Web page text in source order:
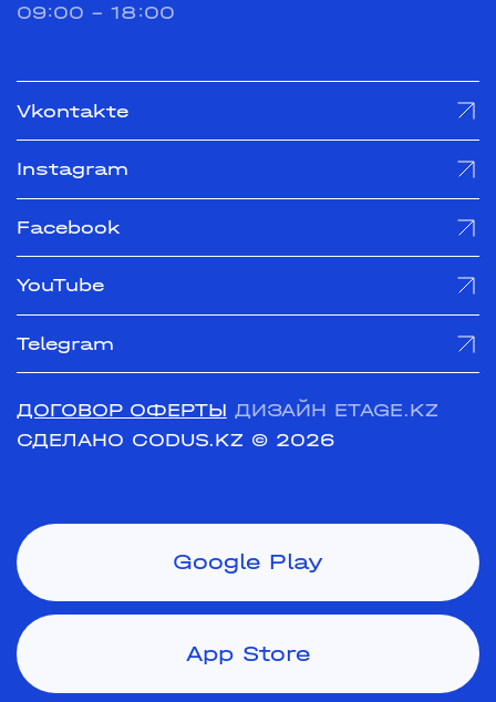
09:00 - 18:00
Vkontakte
Instagram
Facebook
YouTube
Telegram
ДОГОВОР ОФЕРТЫ ДИЗАЙН ETAGE.KZ
СДЕЛАНО CODUS.KZ © 2026
Google Play
App Store